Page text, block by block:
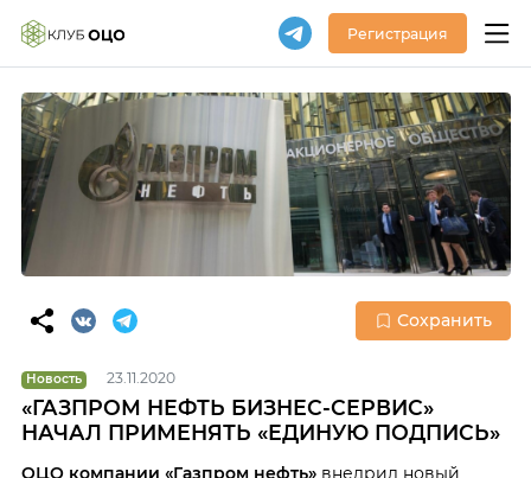
Регистрация
Сохранить
Новость 23.11.2020
«ГАЗПРОМ НЕФТЬ БИЗНЕС-СЕРВИС»
НАЧАЛ ПРИМЕНЯТЬ «ЕДИНУЮ ПОДПИСЬ»
ОЦО компании «Газпром нефть» внедрил новый